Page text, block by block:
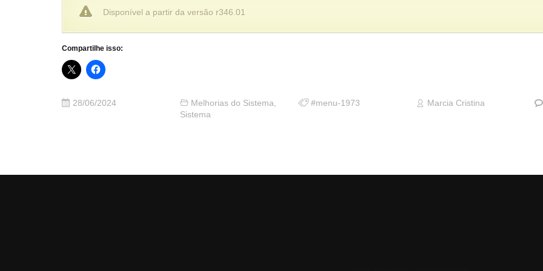
Disponível a partir da versão r346.01
Compartilhe isso:
28/06/2024 Melhorias do Sistema,
Sistema
#menu-1973 Marcia Cristina